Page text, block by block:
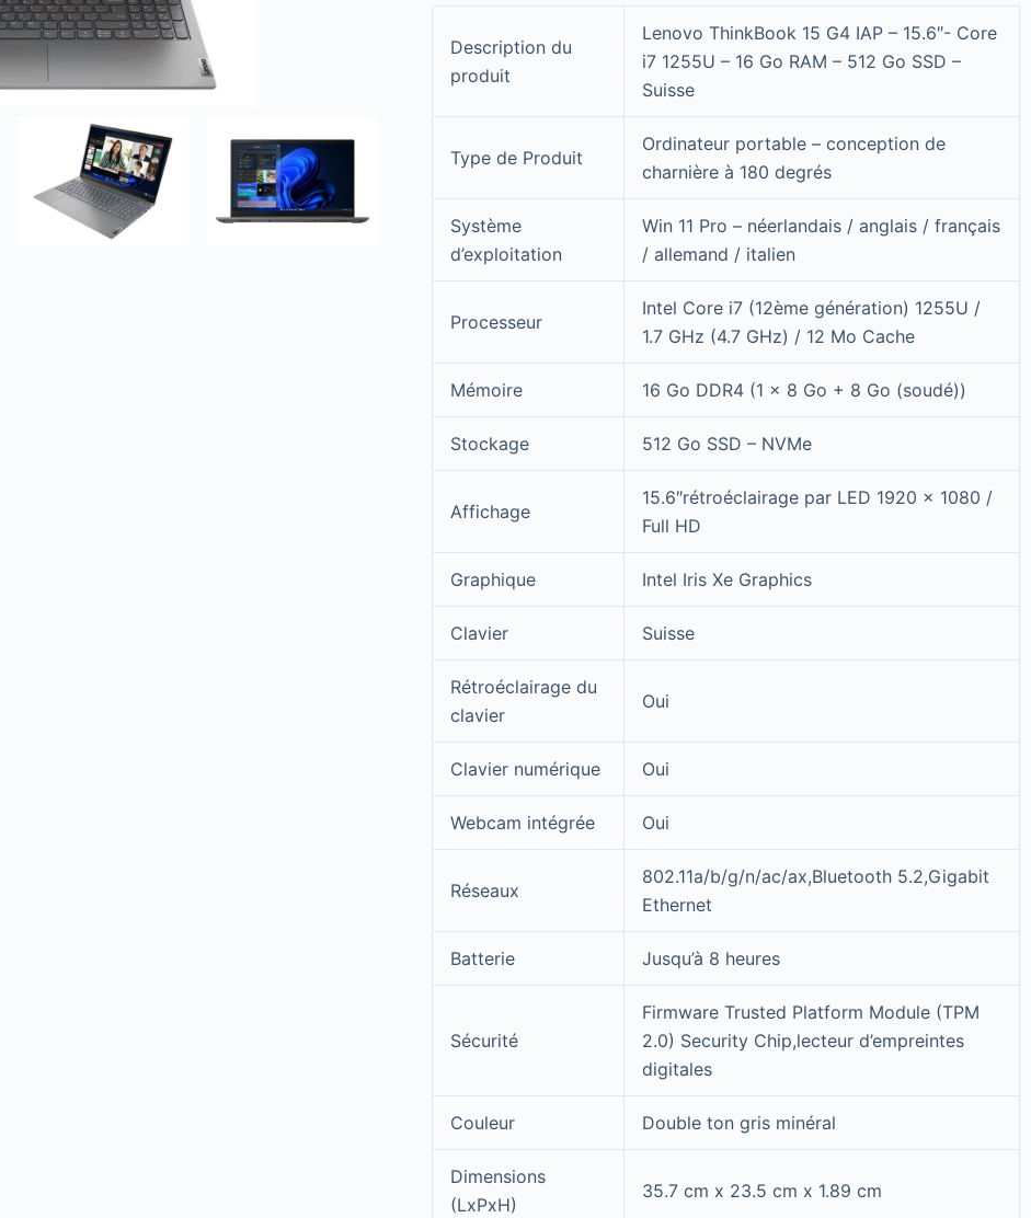
Description du
produit
Lenovo ThinkBook 15 G4 IAP – 15.6″- Core
i7 1255U – 16 Go RAM – 512 Go SSD –
Suisse
Type de Produit
Ordinateur portable – conception de
charnière à 180 degrés
Système
d’exploitation
Win 11 Pro – néerlandais / anglais / français
/ allemand / italien
Processeur
Intel Core i7 (12ème génération) 1255U /
1.7 GHz (4.7 GHz) / 12 Mo Cache
Mémoire 16 Go DDR4 (1 x 8 Go + 8 Go (soudé))
Stockage 512 Go SSD – NVMe
Affichage
15.6″rétroéclairage par LED 1920 x 1080 /
Full HD
Graphique Intel Iris Xe Graphics
Clavier Suisse
Rétroéclairage du
clavier
Oui
Clavier numérique Oui
Webcam intégrée Oui
Réseaux
802.11a/b/g/n/ac/ax,Bluetooth 5.2,Gigabit
Ethernet
Batterie Jusqu’à 8 heures
Sécurité
Firmware Trusted Platform Module (TPM
2.0) Security Chip,lecteur d’empreintes
digitales
Couleur Double ton gris minéral
Dimensions
(LxPxH)
35.7 cm x 23.5 cm x 1.89 cm